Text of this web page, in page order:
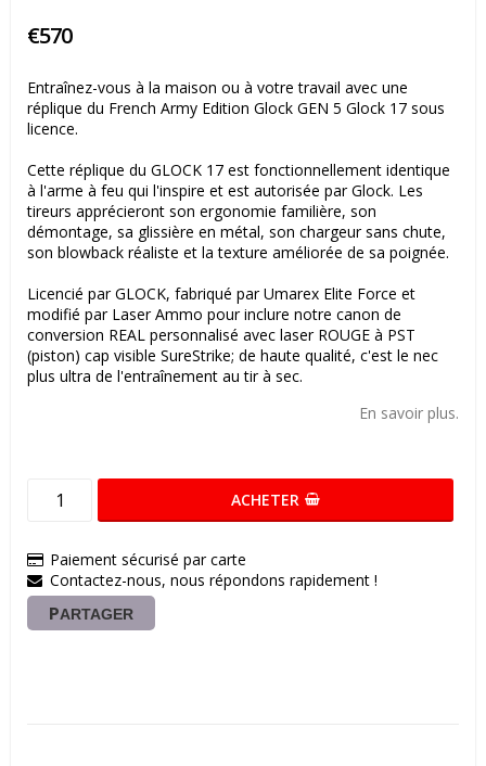
€570
Entraînez-vous à la maison ou à votre travail avec une
réplique du French Army Edition Glock GEN 5 Glock 17 sous
licence.
Cette réplique du GLOCK 17 est fonctionnellement identique
à l'arme à feu qui l'inspire et est autorisée par Glock. Les
tireurs apprécieront son ergonomie familière, son
démontage, sa glissière en métal, son chargeur sans chute,
son blowback réaliste et la texture améliorée de sa poignée.
Licencié par GLOCK, fabriqué par Umarex Elite Force et
modifié par Laser Ammo pour inclure notre canon de
conversion REAL personnalisé avec laser ROUGE à PST
(piston) cap visible SureStrike; de haute qualité, c'est le nec
plus ultra de l'entraînement au tir à sec.
En savoir plus.
ACHETER
Paiement sécurisé par carte
Contactez-nous, nous répondons rapidement !
PARTAGER